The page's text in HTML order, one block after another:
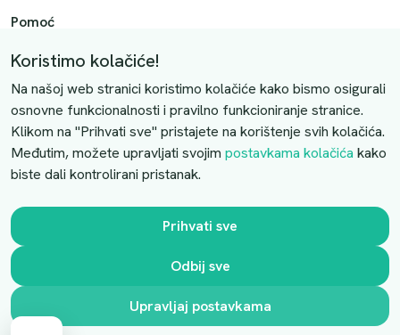
Pomoć
Način plaćanja
Dostava
Povrati i otkazivanje
Uslovi kupovine
Kontaktirajte nas
Slobodno nas kontaktirajte putem e-maila:
luprivpharm@luprivpharm.com
Ova stranica je zaštićena reCAPTCHA sustavom
Koristimo kolačiće!
Na našoj web stranici koristimo kolačiće kako bismo osigurali
osnovne funkcionalnosti i pravilno funkcioniranje stranice.
Klikom na "Prihvati sve" pristajete na korištenje svih kolačića.
Međutim, možete upravljati svojim postavkama kolačića kako
biste dali kontrolirani pristanak.
Prihvati sve
Odbij sve
Upravljaj postavkama